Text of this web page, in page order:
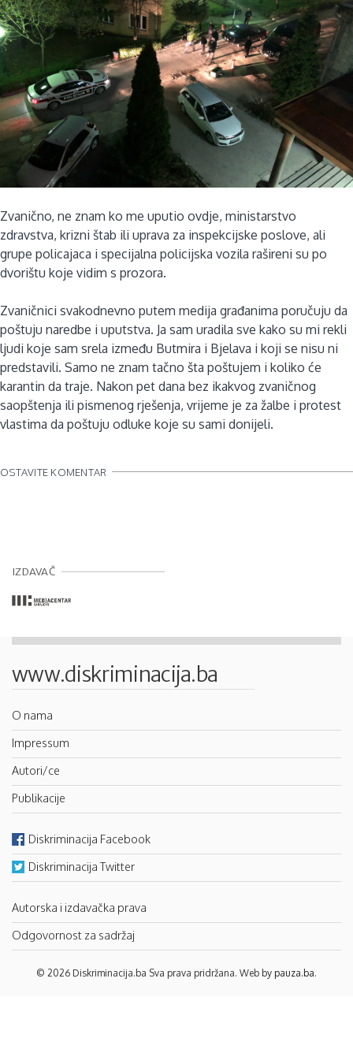
Zvanično, ne znam ko me uputio ovdje, ministarstvo
zdravstva, krizni štab ili uprava za inspekcijske poslove, ali
grupe policajaca i specijalna policijska vozila rašireni su po
dvorištu koje vidim s prozora.
Zvaničnici svakodnevno putem medija građanima poručuju da
poštuju naredbe i uputstva. Ja sam uradila sve kako su mi rekli
ljudi koje sam srela između Butmira i Bjelava i koji se nisu ni
predstavili. Samo ne znam tačno šta poštujem i koliko će
karantin da traje. Nakon pet dana bez ikakvog zvaničnog
saopštenja ili pismenog rješenja, vrijeme je za žalbe i protest
vlastima da poštuju odluke koje su sami donijeli.
OSTAVITE KOMENTAR
IZDAVAČ
www.diskriminacija.ba
O nama
Impressum
Autori/ce
Publikacije
Diskriminacija Facebook
Diskriminacija Twitter
Autorska i izdavačka prava
Odgovornost za sadržaj
© 2026 Diskriminacija.ba Sva prava pridržana. Web by pauza.ba.